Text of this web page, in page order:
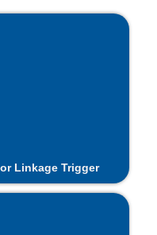
Linkage Trigger